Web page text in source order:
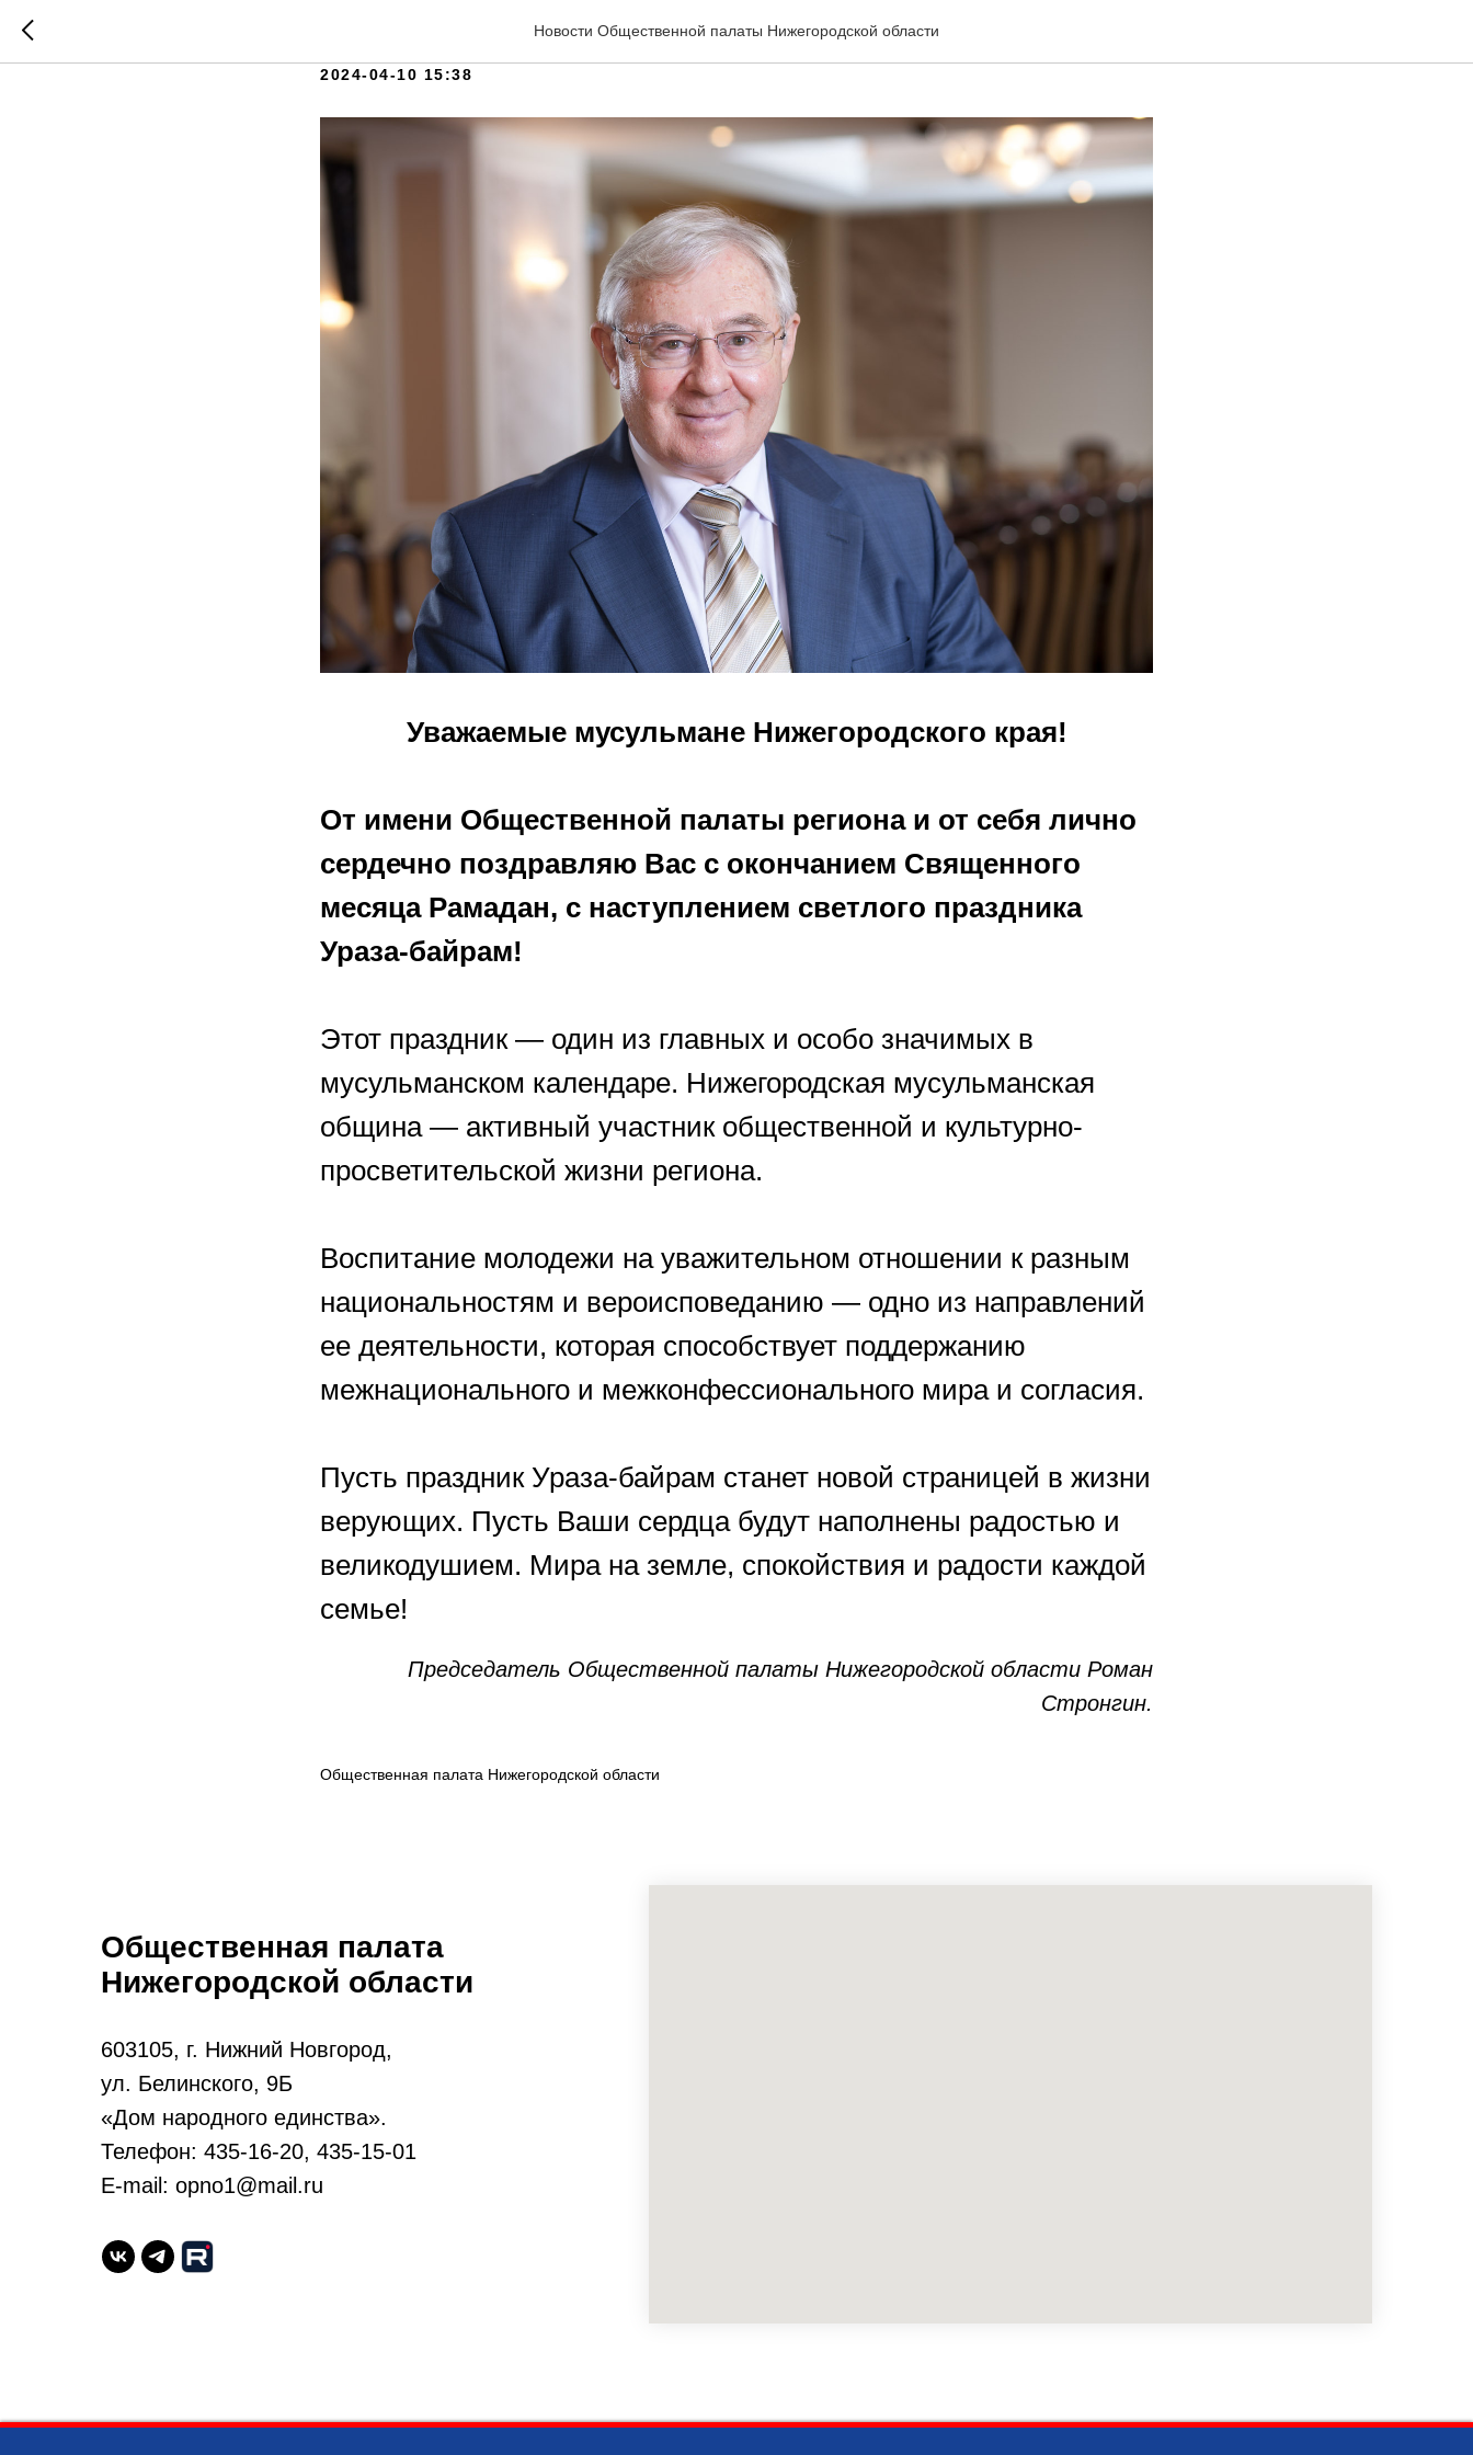
Новости Общественной палаты Нижегородской области
С праздником Ураза-байрам!
2024-04-10 15:38
Уважаемые мусульмане Нижегородского края!
От имени Общественной палаты региона и от себя лично
сердечно поздравляю Вас с окончанием Священного
месяца Рамадан, с наступлением светлого праздника
Ураза-байрам!
Этот праздник — один из главных и особо значимых в
мусульманском календаре. Нижегородская мусульманская
община — активный участник общественной и культурно-
просветительской жизни региона.
Воспитание молодежи на уважительном отношении к разным
национальностям и вероисповеданию — одно из направлений
ее деятельности, которая способствует поддержанию
межнационального и межконфессионального мира и согласия.
Пусть праздник Ураза-байрам станет новой страницей в жизни
верующих. Пусть Ваши сердца будут наполнены радостью и
великодушием. Мира на земле, спокойствия и радости каждой
семье!
Председатель Общественной палаты Нижегородской области Роман
Стронгин.
Общественная палата Нижегородской области
Общественная палата
Нижегородской области
603105, г. Нижний Новгород,
ул. Белинского, 9Б
«Дом народного единства».
Телефон: 435-16-20, 435-15-01
E-mail: opno1@mail.ru